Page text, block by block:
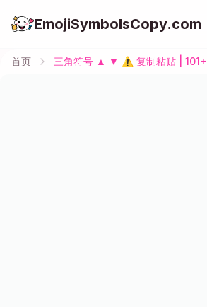
EmojiSymbolsCopy.com
首页 三角符号 ▲ ▼ ⚠ 复制粘贴 | 101+